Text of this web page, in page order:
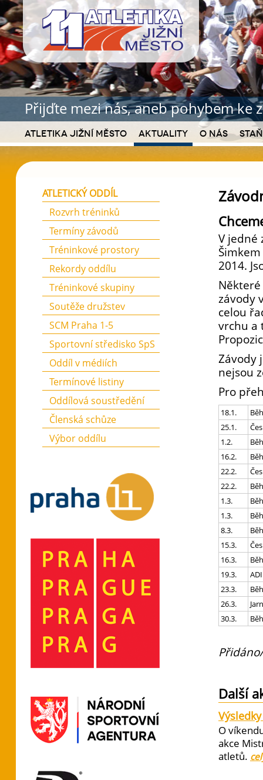
Přijďte mezi nás, aneb pohybem ke
Atletika Jižní Město Aktuality O nás
V jedné
2014.
závody
celou
vrchu a
Závody
nejsou
Pro
18.1.
25.1.
1.2.
16.2.
22.2.
22.2.
1.3.
1.3.
8.3.
15.3.
16.3.
19.3.
23.3.
26.3.
30.3.
Další
O
akce
atletů.
ATLETICKÝ ODDÍL
Rozvrh tréninků
Termíny závodů
Tréninkové prostory
Rekordy oddílu
Tréninkové skupiny
Soutěže družstev
SCM Praha 1-5
Sportovní středisko SpS
Oddíl v médiích
Termínové listiny
Oddílová soustředění
Členská schůze
Výbor oddílu